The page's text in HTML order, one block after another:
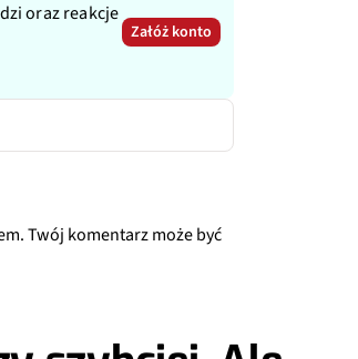
oraz reakcje
Załóż konto
Twój komentarz może być